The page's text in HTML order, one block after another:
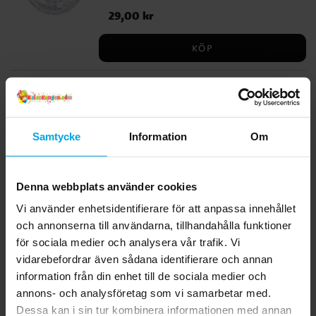
Samtycke Information Om
Denna webbplats använder cookies
Vi använder enhetsidentifierare för att anpassa innehållet
och annonserna till användarna, tillhandahålla funktioner
för sociala medier och analysera vår trafik. Vi
vidarebefordrar även sådana identifierare och annan
information från din enhet till de sociala medier och
annons- och analysföretag som vi samarbetar med.
Dessa kan i sin tur kombinera informationen med annan
ett självklart val till allt från dansfest och
nyår till 70-talskalas. Tallrikarna är 18 cm i
snacks eller födelsedagsfika.
Pris:29,00 kr
29,00 kr
KÖP
Ge festen en glittrande touch med denna
spektakulära muffinsställning i discotema.
Med tre våningar och en glänsande
för att lyfta fram dina muffins och bakverk
på ett festligt sätt. Ett måste för alla som
älskar disco och kalas med stil.
149,00 kr
KÖP
Relaterade produkter